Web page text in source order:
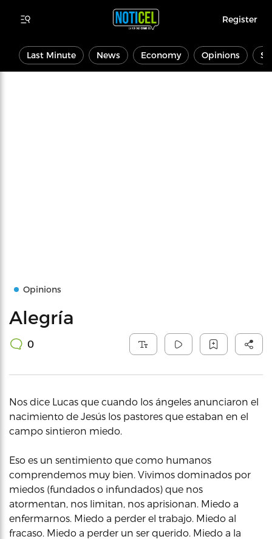
Register
Last Minute News Economy Opinions
Opinions
Alegría
0
Nos dice Lucas que cuando los ángeles anunciaron el
nacimiento de Jesús los pastores que estaban en el
campo sintieron miedo.
Eso es un sentimiento que como humanos
comprendemos muy bien. Vivimos dominados por
miedos (fundados o infundados) que nos
atormentan, nos limitan, nos aprisionan. Miedo a
enfermarnos. Miedo a perder el trabajo. Miedo al
fracaso. Miedo a perder un ser querido. Miedo a la